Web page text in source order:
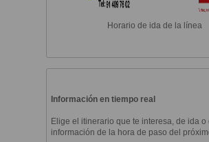
Horario de ida de la línea
Información en tiempo real
Elige el itinerario que te interesa, de ida
información de la hora de paso del